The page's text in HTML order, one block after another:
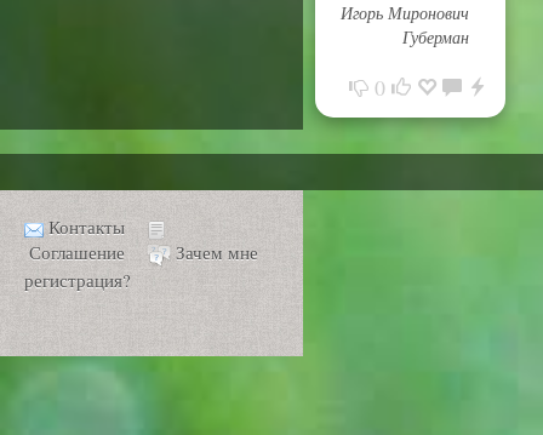
Игорь Миронович
Губерман
0
Контакты
Соглашение
Зачем мне
регистрация?